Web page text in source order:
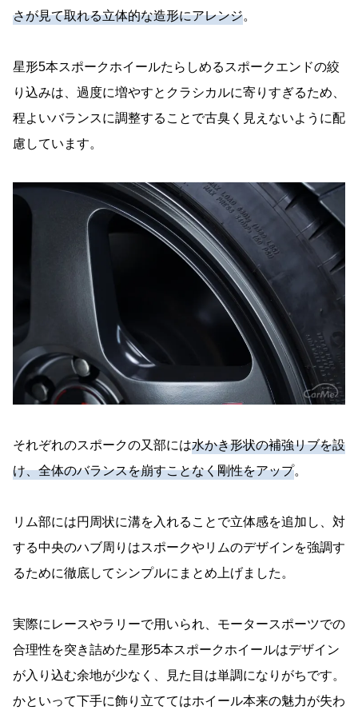
さが見て取れる立体的な造形にアレンジ。
星形5本スポークホイールたらしめるスポークエンドの絞
り込みは、過度に増やすとクラシカルに寄りすぎるため、
程よいバランスに調整することで古臭く見えないように配
慮しています。
それぞれのスポークの又部には水かき形状の補強リブを設
け、全体のバランスを崩すことなく剛性をアップ。
リム部には円周状に溝を入れることで立体感を追加し、対
する中央のハブ周りはスポークやリムのデザインを強調す
るために徹底してシンプルにまとめ上げました。
実際にレースやラリーで用いられ、モータースポーツでの
合理性を突き詰めた星形5本スポークホイールはデザイン
が入り込む余地が少なく、見た目は単調になりがちです。
かといって下手に飾り立ててはホイール本来の魅力が失わ